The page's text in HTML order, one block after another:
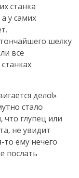
станка
у самих
шелку
все
дело!»
стало
что глупец или
не увидит
то ему нечего
послать